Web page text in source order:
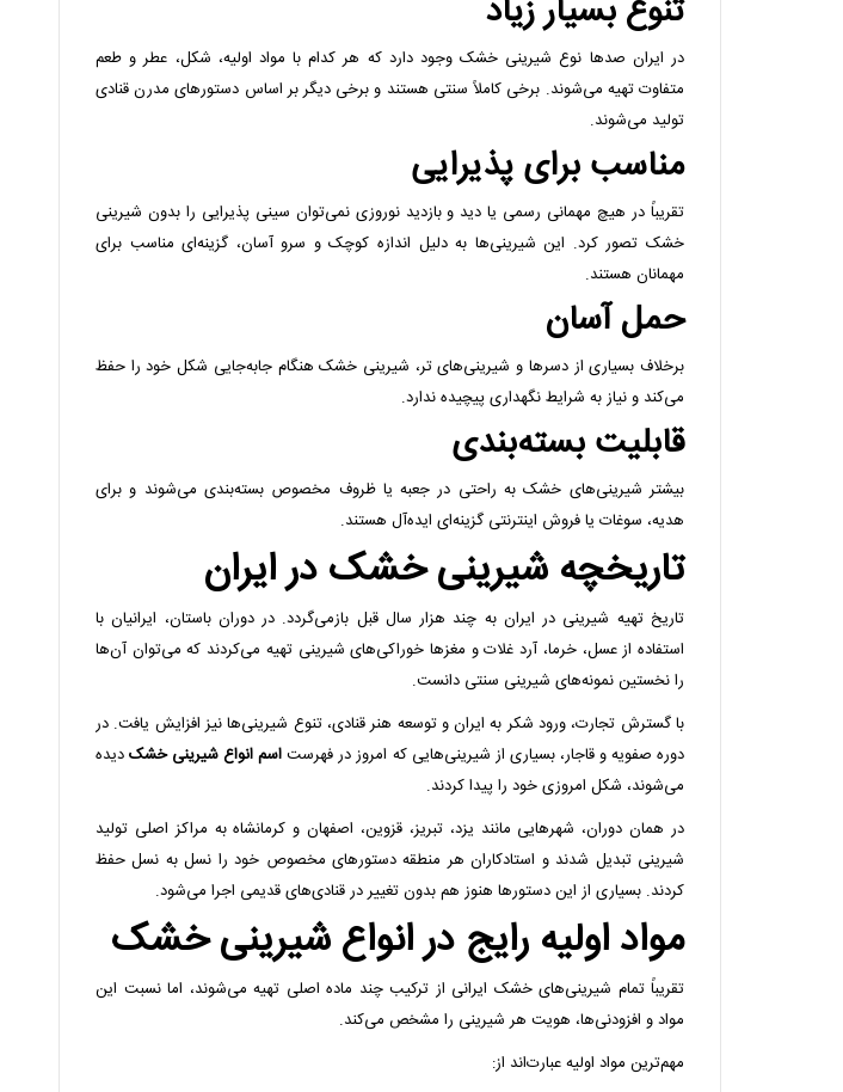
تنوع بسیار زیاد
در ایران صدها نوع شیرینی خشک وجود دارد که هر کدام با مواد اولیه، شکل، عطر و طعم
متفاوت تهیه می‌شوند. برخی کاملاً سنتی هستند و برخی دیگر بر اساس دستورهای مدرن قنادی
تولید می‌شوند.
مناسب برای پذیرایی
تقریباً در هیچ مهمانی رسمی یا دید و بازدید نوروزی نمی‌توان سینی پذیرایی را بدون شیرینی
خشک تصور کرد. این شیرینی‌ها به دلیل اندازه کوچک و سرو آسان، گزینه‌ای مناسب برای
مهمانان هستند.
حمل آسان
برخلاف بسیاری از دسرها و شیرینی‌های تر، شیرینی خشک هنگام جابه‌جایی شکل خود را حفظ
می‌کند و نیاز به شرایط نگهداری پیچیده ندارد.
قابلیت بسته‌بندی
بیشتر شیرینی‌های خشک به راحتی در جعبه یا ظروف مخصوص بسته‌بندی می‌شوند و برای
هدیه، سوغات یا فروش اینترنتی گزینه‌ای ایده‌آل هستند.
تاریخچه شیرینی خشک در ایران
تاریخ تهیه شیرینی در ایران به چند هزار سال قبل بازمی‌گردد. در دوران باستان، ایرانیان با
استفاده از عسل، خرما، آرد غلات و مغزها خوراکی‌های شیرینی تهیه می‌کردند که می‌توان آن‌ها
را نخستین نمونه‌های شیرینی سنتی دانست.
با گسترش تجارت، ورود شکر به ایران و توسعه هنر قنادی، تنوع شیرینی‌ها نیز افزایش یافت. در
دوره صفویه و قاجار، بسیاری از شیرینی‌هایی که امروز در فهرستاسم انواع شیرینی خشکدیده
می‌شوند، شکل امروزی خود را پیدا کردند.
در همان دوران، شهرهایی مانند یزد، تبریز، قزوین، اصفهان و کرمانشاه به مراکز اصلی تولید
شیرینی تبدیل شدند و استادکاران هر منطقه دستورهای مخصوص خود را نسل به نسل حفظ
کردند. بسیاری از این دستورها هنوز هم بدون تغییر در قنادی‌های قدیمی اجرا می‌شود.
مواد اولیه رایج در انواع شیرینی خشک
تقریباً تمام شیرینی‌های خشک ایرانی از ترکیب چند ماده اصلی تهیه می‌شوند، اما نسبت این
مواد و افزودنی‌ها، هویت هر شیرینی را مشخص می‌کند.
مهم‌ترین مواد اولیه عبارت‌اند از: